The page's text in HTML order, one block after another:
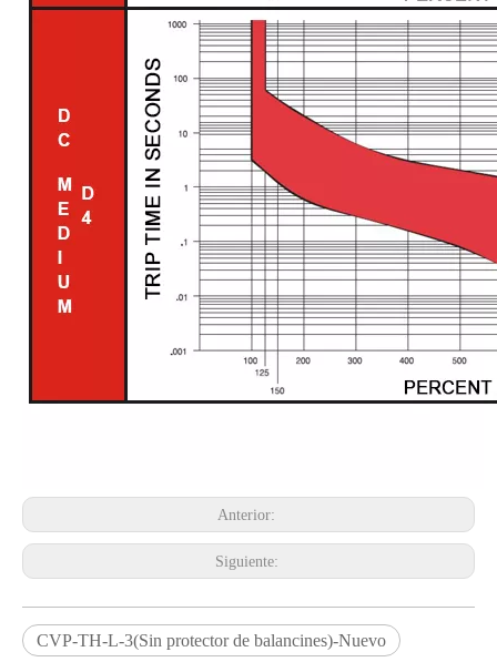
Anterior:
Siguiente:
CVP-TH-L-3(Sin protector de balancines)-Nuevo